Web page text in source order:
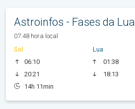
Astroinfos - Fases da Lua
07:48 hora local
Sol
06:10
20:21
14h 11min
Lua
01:38
18:13